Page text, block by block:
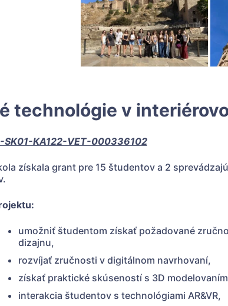
technológie v
SK01-KA122-VET-000336102
získala grant pre 15 študentov a 2
umožniť študentom získať požadované
dizajnu,
rozvíjať zručnosti v digitálnom navrhovaní,
získať praktické skúseností s 3D
interakcia študentov s technológiami AR&VR,